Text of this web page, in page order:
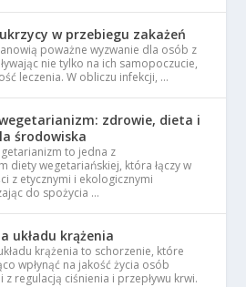
w przebiegu zakażeń
poważne wyzwanie dla osób z
nie tylko na ich samopoczucie,
leczenia. W obliczu infekcji, …
zdrowie, dieta i
środowiska
to jedna z
diety wegetariańskiej, która łączy w
z etycznymi i ekologicznymi
do spożycia …
układu krążenia
krążenia to schorzenie, które
wpłynąć na jakość życia osób
regulacją ciśnienia i przepływu krwi.